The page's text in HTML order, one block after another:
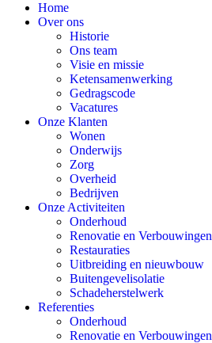
Home
Over ons
Historie
Ons team
Visie en missie
Ketensamenwerking
Gedragscode
Vacatures
Onze Klanten
Wonen
Onderwijs
Zorg
Overheid
Bedrijven
Onze Activiteiten
Onderhoud
Renovatie en Verbouwingen
Restauraties
Uitbreiding en nieuwbouw
Buitengevelisolatie
Schadeherstelwerk
Referenties
Onderhoud
Renovatie en Verbouwingen